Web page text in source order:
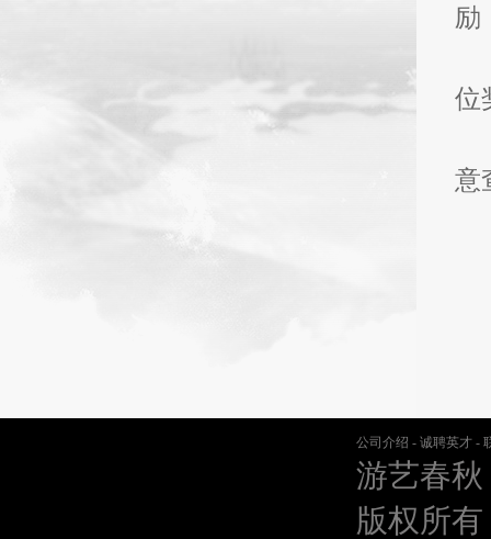
励
位
意
公司介绍 - 诚聘英才 -
游艺春
版权所有